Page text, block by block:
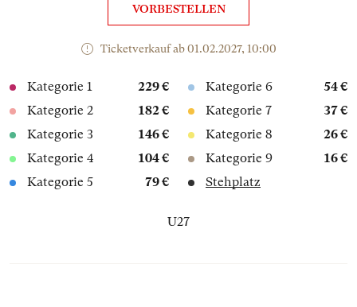
VORBESTELLEN
Ticketverkauf ab 01.02.2027, 10:00
Kategorie 1
229 €
Kategorie 2
182 €
Kategorie 3
146 €
Kategorie 4
104 €
Kategorie 5
79 €
Kategorie 6
54 €
Kategorie 7
37 €
Kategorie 8
26 €
Kategorie 9
16 €
Stehplatz
U27